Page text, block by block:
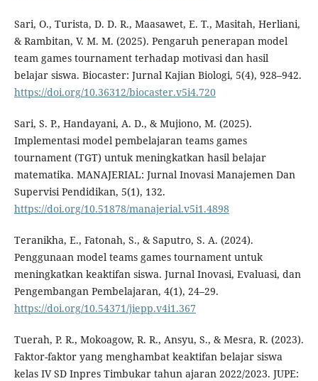
Sari, O., Turista, D. D. R., Maasawet, E. T., Masitah, Herliani,
& Rambitan, V. M. M. (2025). Pengaruh penerapan model
team games tournament terhadap motivasi dan hasil
belajar siswa. Biocaster: Jurnal Kajian Biologi, 5(4), 928–942.
https://doi.org/10.36312/biocaster.v5i4.720
Sari, S. P., Handayani, A. D., & Mujiono, M. (2025).
Implementasi model pembelajaran teams games
tournament (TGT) untuk meningkatkan hasil belajar
matematika. MANAJERIAL: Jurnal Inovasi Manajemen Dan
Supervisi Pendidikan, 5(1), 132.
https://doi.org/10.51878/manajerial.v5i1.4898
Teranikha, E., Fatonah, S., & Saputro, S. A. (2024).
Penggunaan model teams games tournament untuk
meningkatkan keaktifan siswa. Jurnal Inovasi, Evaluasi, dan
Pengembangan Pembelajaran, 4(1), 24–29.
https://doi.org/10.54371/jiepp.v4i1.367
Tuerah, P. R., Mokoagow, R. R., Ansyu, S., & Mesra, R. (2023).
Faktor-faktor yang menghambat keaktifan belajar siswa
kelas IV SD Inpres Timbukar tahun ajaran 2022/2023. JUPE: